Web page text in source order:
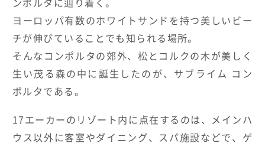
ンポルタに辿り着く。
ヨーロッパ有数のホワイトサンドを持つ美しいビー
チが伸びていることでも知られる場所。
そんなコンポルタの郊外、松とコルクの木が美しく
生い茂る森の中に誕生したのが、サブライム コン
ポルタである。
17エーカーのリゾート内に点在するのは、メインハ
ウス以外に客室やダイニング、スパ施設などで、ゲ